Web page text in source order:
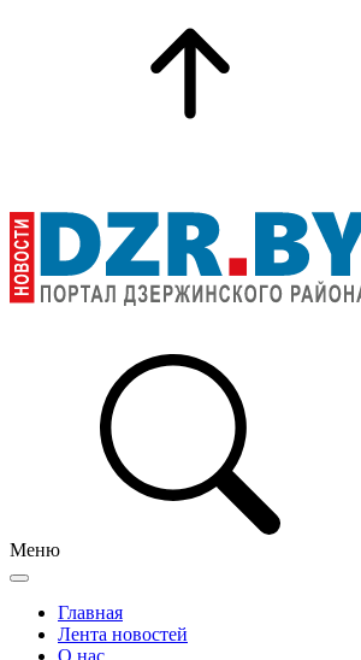
Меню
Главная
Лента новостей
О нас